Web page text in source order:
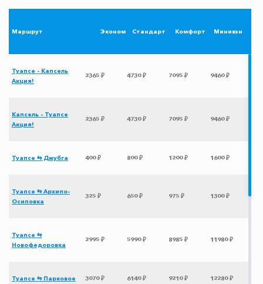
Маршрут Эконом Стандарт Комфорт Минивэн
Туапсе - Капсель
Акция!
2365 ₽ 4730 ₽ 7095 ₽ 9460 ₽
Капсель - Туапсе
Акция!
2365 ₽ 4730 ₽ 7095 ₽ 9460 ₽
Туапсе ⇆ Джубга 400 ₽ 800 ₽ 1200 ₽ 1600 ₽
Туапсе ⇆ Архипо-
Осиповка
325 ₽ 650 ₽ 975 ₽ 1300 ₽
Туапсе ⇆
Новофедоровка
2995 ₽ 5990 ₽ 8985 ₽ 11980 ₽
Туапсе ⇆ Парковое 3070 ₽ 6140 ₽ 9210 ₽ 12280 ₽